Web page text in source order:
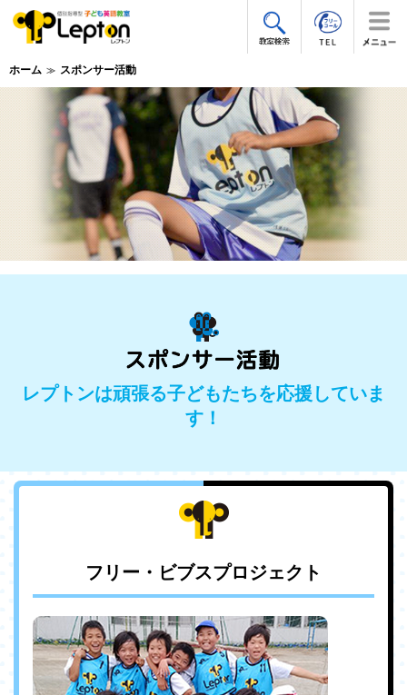
ホーム スポンサー活動
レプトンは頑張る子どもたちを応援していま
す！
フリー・ビブスプロジェクト